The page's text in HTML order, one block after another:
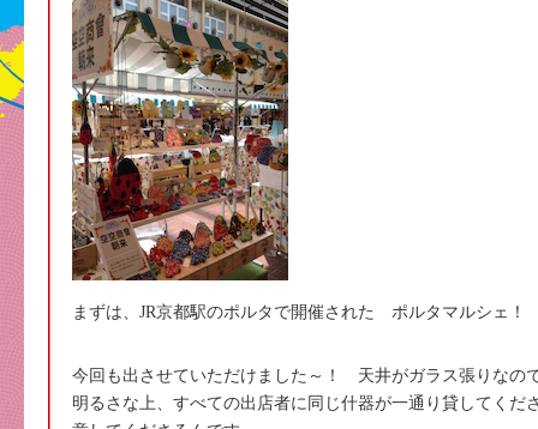
まずは、JR京都駅のポルタで開催された ポルタマルシェ！
今回も出させていただけました～！ 天井がガラス張りなの
明るさな上、すべての出店者に同じ什器が一通り貸してくだ